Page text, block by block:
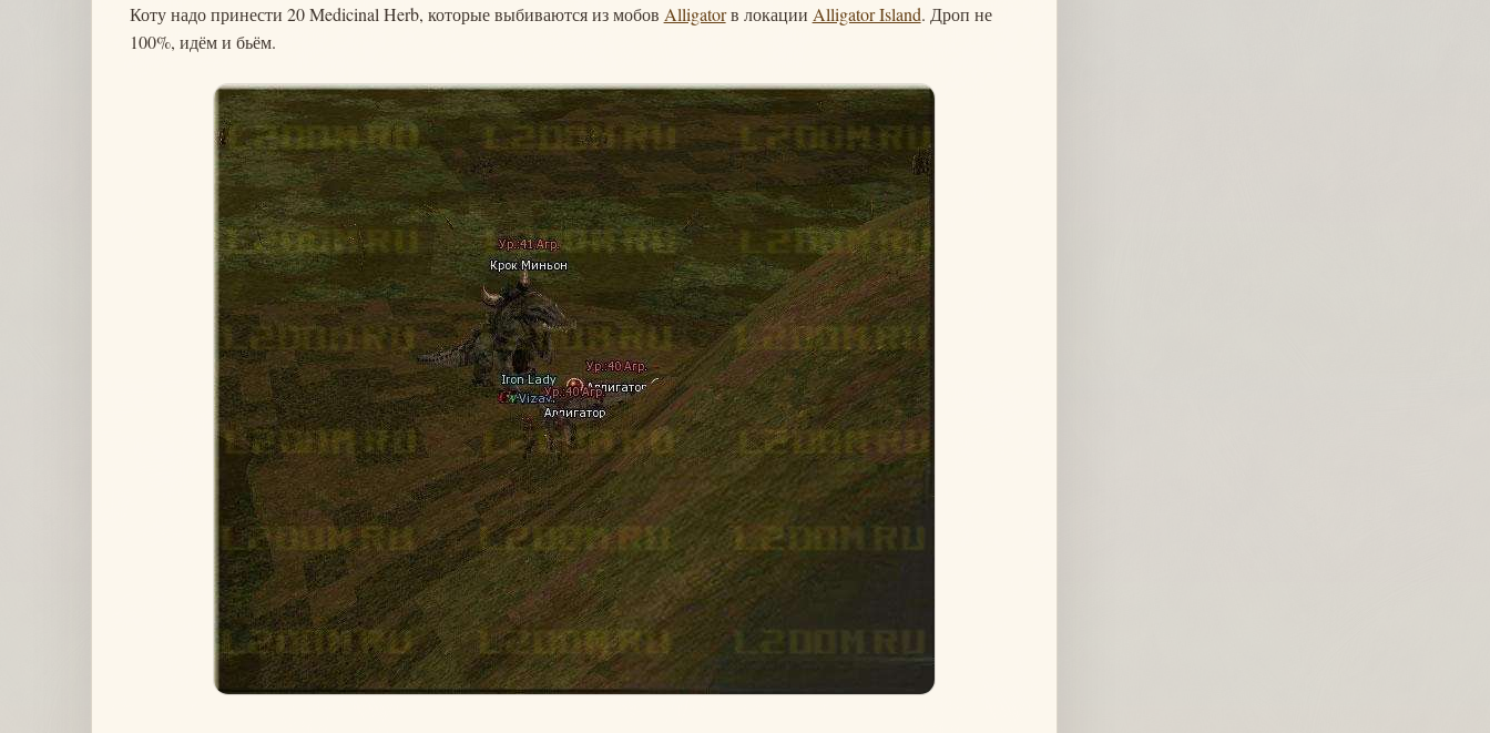
Коту надо принести 20 Medicinal Herb, которые выбиваются из мобов Alligatorв локации Alligator Island. Дроп не
100%, идём и бьём.